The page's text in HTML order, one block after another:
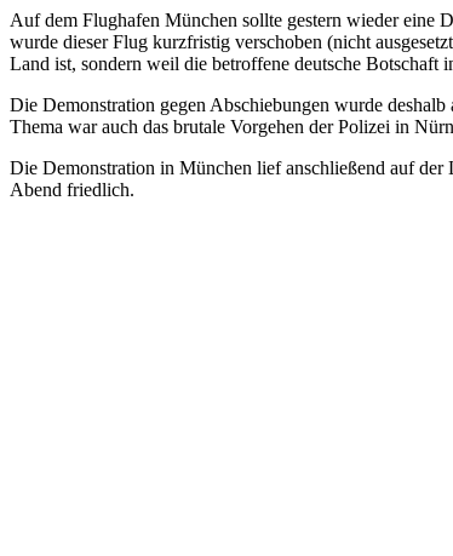
Auf dem Flughafen München sollte gestern wieder eine
wurde dieser Flug kurzfristig verschoben (nicht
Land ist, sondern weil die betroffene deutsche Botschaft
Die Demonstration gegen Abschiebungen wurde
Thema war auch das brutale Vorgehen der Polizei in
Die Demonstration in München lief anschließend auf
Abend friedlich.